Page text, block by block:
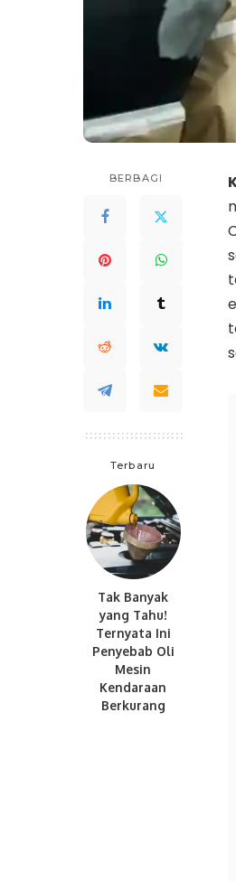
BERBAGI
Terbaru
Tak Banyak
yang Tahu!
Ternyata Ini
Penyebab Oli
Mesin
Kendaraan
Berkurang